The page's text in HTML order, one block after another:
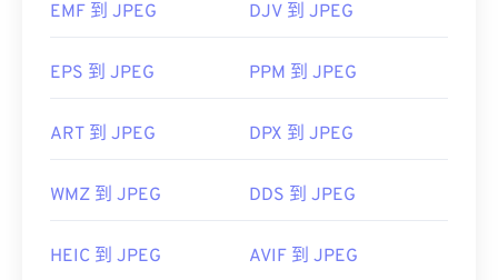
Chrome）、Microsoft 應用程式（例如 Microsoft
Preview）中自動開啟。
開發者： Chrome
聯合影像專家小組
實用連結：
EMF 到 JPEG DJV 到 JPEG
EPS 到 JPEG PPM 到 JPEG
ART 到 JPEG DPX 到 JPEG
WMZ 到 JPEG DDS 到 JPEG
HEIC 到 JPEG AVIF 到 JPEG